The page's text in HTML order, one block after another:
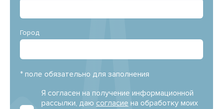
Город
* поле обязательно для заполнения
Я согласен на получение информационной
рассылки, даю согласие на обработку моих